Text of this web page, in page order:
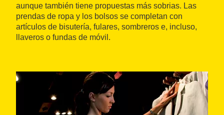
aunque también tiene propuestas más sobrias. Las
prendas de ropa y los bolsos se completan con
artículos de bisutería, fulares, sombreros e, incluso,
llaveros o fundas de móvil.